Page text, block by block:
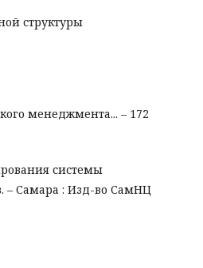
структуры
менеджмента... – 172
системы
– Самара : Изд-во СамНЦ